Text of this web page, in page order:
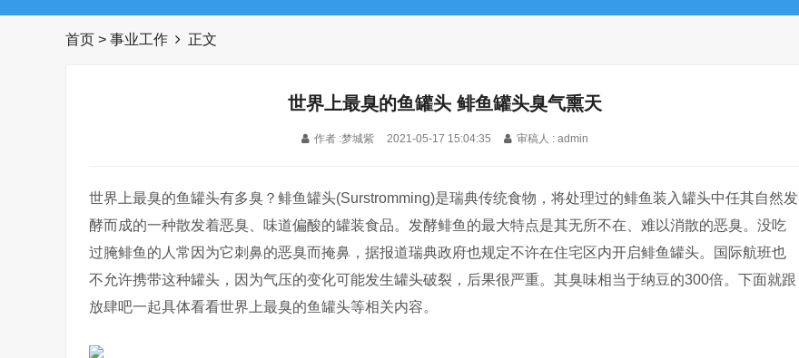
首页 > 事业工作 正文
世界上最臭的鱼罐头 鲱鱼罐头臭气熏天
作者 :梦城紫 2021-05-17 15:04:35 审稿人 : admin
世界上最臭的鱼罐头有多臭？鲱鱼罐头(Surstromming)是瑞典传统食物，将处理过的鲱鱼装入罐头中任其自然发
酵而成的一种散发着恶臭、味道偏酸的罐装食品。发酵鲱鱼的最大特点是其无所不在、难以消散的恶臭。没吃
过腌鲱鱼的人常因为它刺鼻的恶臭而掩鼻，据报道瑞典政府也规定不许在住宅区内开启鲱鱼罐头。国际航班也
不允许携带这种罐头，因为气压的变化可能发生罐头破裂，后果很严重。其臭味相当于纳豆的300倍。下面就跟
放肆吧一起具体看看世界上最臭的鱼罐头等相关内容。